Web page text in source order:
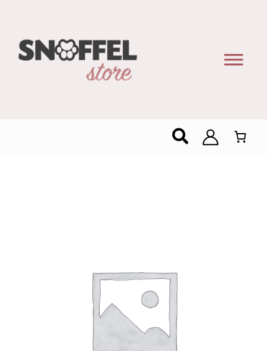
Zoeken